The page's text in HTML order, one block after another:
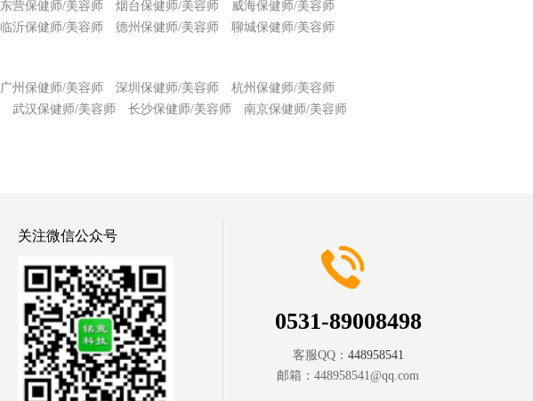
东营保健师/美容师 烟台保健师/美容师
威海保健师/美容师
临沂保健师/美容师 德州保健师/美容师
聊城保健师/美容师
广州保健师/美容师 深圳保健师/美容师
杭州保健师/美容师
武汉保健师/美容师 长沙保健师/美容师
南京保健师/美容师
关注微信公众号
0531-89008498
客服QQ： 448958541
邮箱： 448958541@qq.com